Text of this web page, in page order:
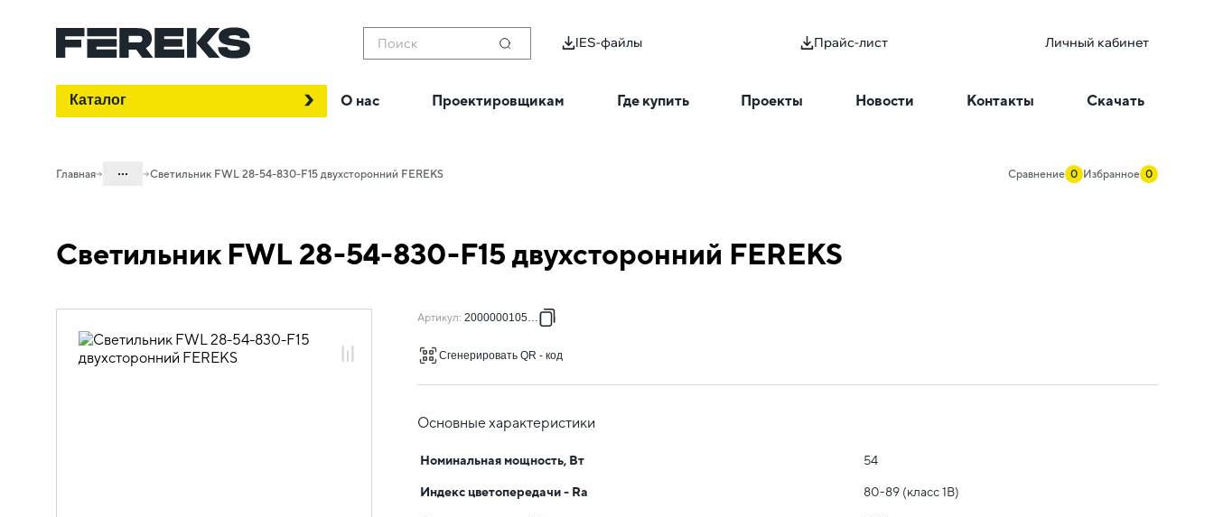
Поиск IES-файлы Прайс-лист Личный кабинет
Каталог О нас Проектировщикам Где купить Проекты Новости Контакты Скачать
Главная ...
Проектное освещение FEREKS
FWL
Светильник FWL 28-54-830-F15 двухсторонний FEREKS Сравнение 0 Избранное 0
Светильник FWL 28-54-830-F15 двухсторонний FEREKS
Артикул: 2000000105901
Сгенерировать QR - код
Основные характеристики
Номинальная мощность, Вт 54
Индекс цветопередачи - Ra 80-89 (класс 1B)